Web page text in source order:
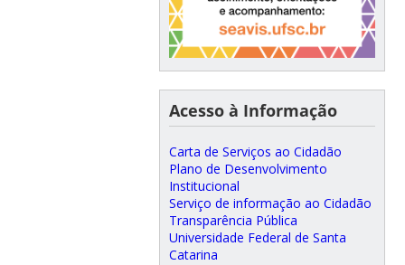
Acesso à Informação
Carta de Serviços ao Cidadão
Plano de Desenvolvimento
Institucional
Serviço de informação ao Cidadão
Transparência Pública
Universidade Federal de Santa
Catarina